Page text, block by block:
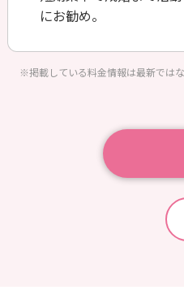
にお勧め。
※掲載している料金情報は最新では